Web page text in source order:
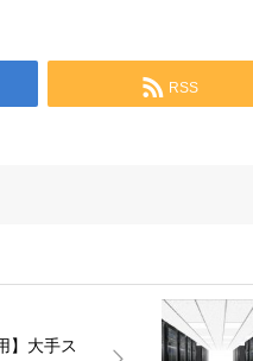
RSS
】大手ス